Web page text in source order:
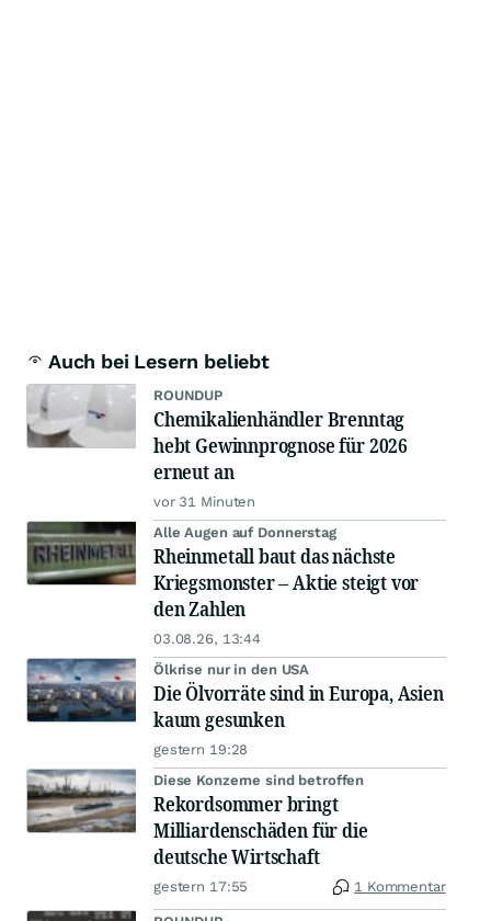
Auch bei Lesern beliebt
ROUNDUP
Chemikalienhändler Brenntag
hebt Gewinnprognose für 2026
erneut an
vor 31 Minuten
Alle Augen auf Donnerstag
Rheinmetall baut das nächste
Kriegsmonster – Aktie steigt vor
den Zahlen
03.08.26, 13:44
Ölkrise nur in den USA
Die Ölvorräte sind in Europa, Asien
kaum gesunken
gestern 19:28
Diese Konzerne sind betroffen
Rekordsommer bringt
Milliardenschäden für die
deutsche Wirtschaft
gestern 17:55 1 Kommentar